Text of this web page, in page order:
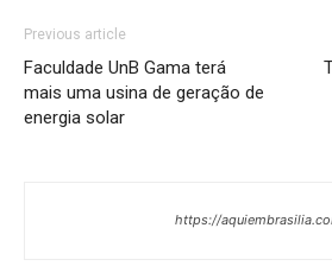
Previous article
Faculdade UnB Gama terá
mais uma usina de geração de
energia solar
https://